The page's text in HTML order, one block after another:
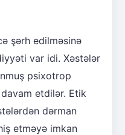
şərh edilməsinə
var idi. Xəstələr
psixotrop
etdilər. Etik
dərman
etməyə imkan